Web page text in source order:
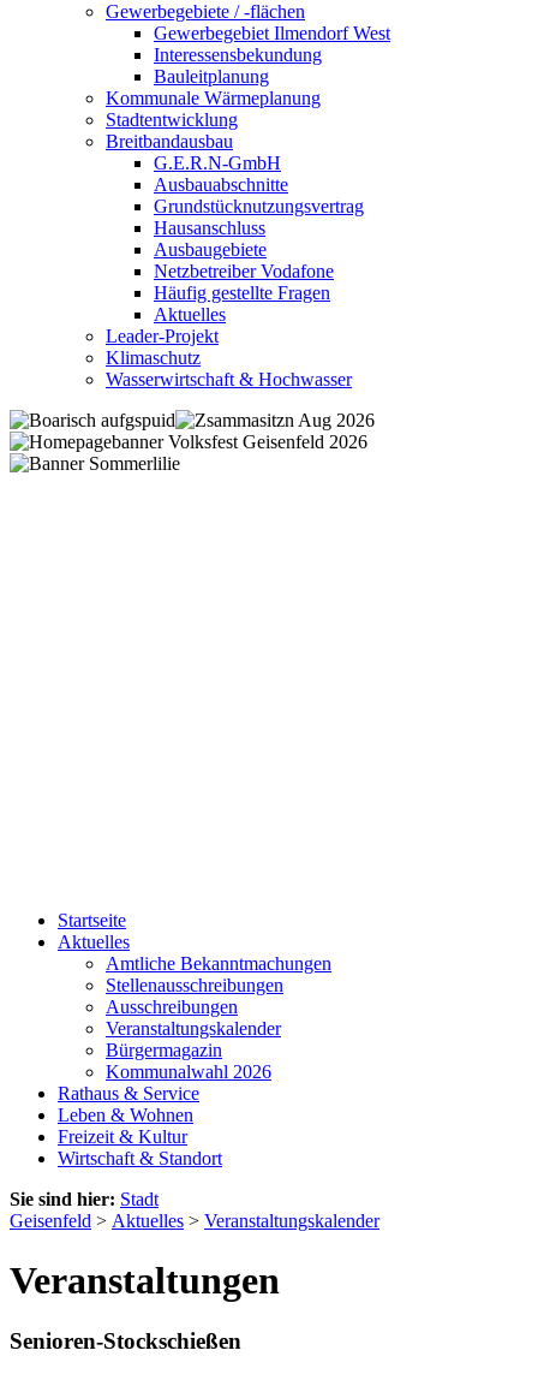
Gewerbegebiete / -flächen
Gewerbegebiet Ilmendorf West
Interessensbekundung
Bauleitplanung
Kommunale Wärmeplanung
Stadtentwicklung
Breitbandausbau
G.E.R.N-GmbH
Ausbauabschnitte
Grundstücknutzungsvertrag
Hausanschluss
Ausbaugebiete
Netzbetreiber Vodafone
Häufig gestellte Fragen
Aktuelles
Leader-Projekt
Klimaschutz
Wasserwirtschaft & Hochwasser
Startseite
Aktuelles
Amtliche Bekanntmachungen
Stellenausschreibungen
Ausschreibungen
Veranstaltungskalender
Bürgermagazin
Kommunalwahl 2026
Rathaus & Service
Leben & Wohnen
Freizeit & Kultur
Wirtschaft & Standort
Sie sind hier: Stadt
Geisenfeld > Aktuelles > Veranstaltungskalender
Veranstaltungen
Senioren-Stockschießen